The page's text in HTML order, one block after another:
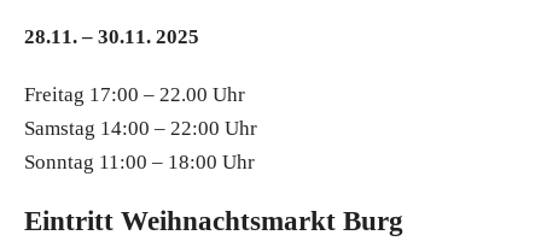
28.11. – 30.11. 2025
Freitag 17:00 – 22.00 Uhr
Samstag 14:00 – 22:00 Uhr
Sonntag 11:00 – 18:00 Uhr
Eintritt Weihnachtsmarkt Burg